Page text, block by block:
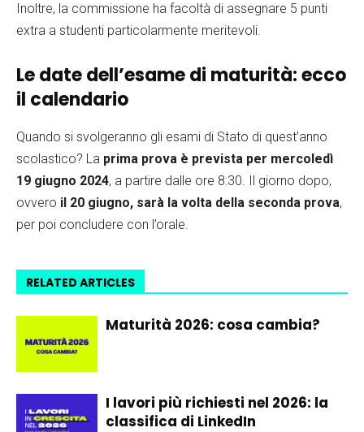
Inoltre, la commissione ha facoltà di assegnare 5 punti
extra a studenti particolarmente meritevoli.
Le date dell’esame di maturità: ecco
il calendario
Quando si svolgeranno gli esami di Stato di quest’anno
scolastico? La prima prova è prevista per mercoledì
19 giugno 2024, a partire dalle ore 8:30. Il giorno dopo,
ovvero il 20 giugno, sarà la volta della seconda prova,
per poi concludere con l’orale.
RELATED ARTICLES
Maturità 2026: cosa cambia?
I lavori più richiesti nel 2026: la
classifica di LinkedIn